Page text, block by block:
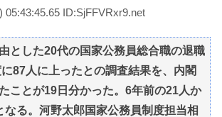
05:43:45.65 ID:SjFFVRxr9.net
とした20代の国家公務員総合職の退職
87人に上ったとの調査結果を、内閣
ことが19日分かった。6年前の21人か
なる。河野太郎国家公務員制度担当相